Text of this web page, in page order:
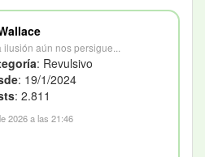
ilusión aún nos persigue...
: Revulsivo
: 19/1/2024
: 2.811
2026 a las 21:46